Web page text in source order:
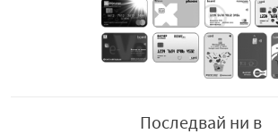
Последвай ни в